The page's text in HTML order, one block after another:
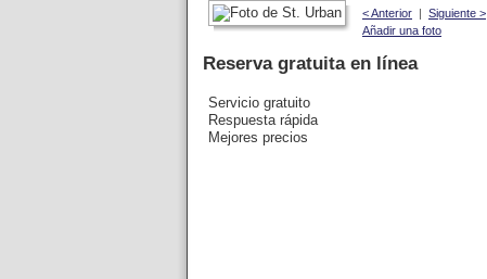
< Anterior | Siguiente >
Añadir una foto
Reserva gratuita en línea
Servicio gratuito
Respuesta rápida
Mejores precios